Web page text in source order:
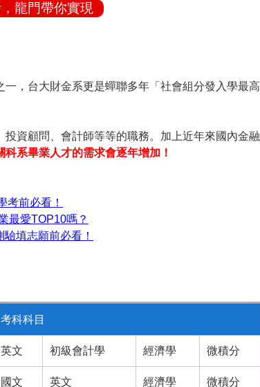
龍門帶你實現
，台大財金系更是蟬聯多年「社會組分發入學最高
資顧問、會計師等等的職務。加上近年來國內金融
系畢業人才的需求會逐年增加！
考前必看！
最愛TOP10嗎？
填志願前必看！
考科科目
英文 初級會計學 經濟學 微積分
國文 英文 經濟學 微積分